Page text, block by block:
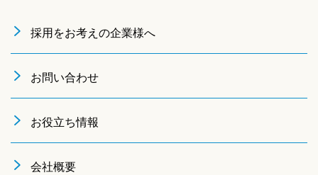
採用をお考えの企業様へ
お問い合わせ
お役立ち情報
会社概要